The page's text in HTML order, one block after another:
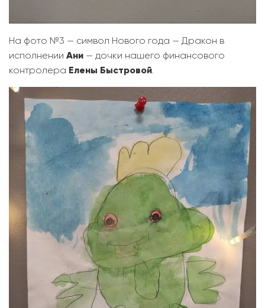
На фото №3 — символ Нового года — Дракон в
исполнении Ани — дочки нашего финансового
контролера Елены Быстровой.